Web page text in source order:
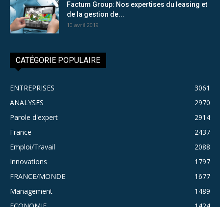
Factum Group: Nos expertises du leasing et
de la gestion de...
10 avril 2019
CATÉGORIE POPULAIRE
ENTREPRISES
3061
ANALYSES
2970
Parole d'expert
2914
France
2437
Emploi/Travail
2088
Innovations
1797
FRANCE/MONDE
1677
Management
1489